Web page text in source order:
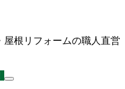
根リフォームの職人直営